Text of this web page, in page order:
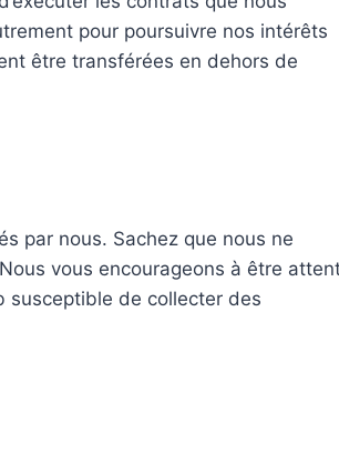
pour poursuivre nos intérêts
être transférées en dehors de
par nous. Sachez que nous ne
vous encourageons à être
susceptible de collecter des